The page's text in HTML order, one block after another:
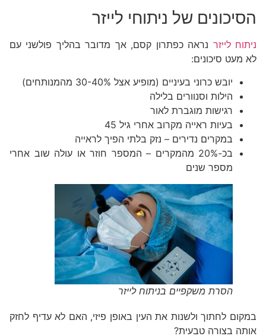
הסיכונים של ניתוחי לייזר
ניתוח לייזר נראה כפתרון קסם, אך מדובר בהליך פולשני עם
לא מעט סיכונים:
יובש כרוני בעיניים (מופיע אצל 30-40% מהמנותחים)
הילות וסנוורים בלילה
רגישות מוגברת לאור
בעיות ראייה מקרוב אחרי גיל 45
במקרים נדירים – נזק בלתי הפיך לראייה
בכ-20% מהמקרים – המספר חוזר או עולה שוב אחרי
מספר שנים
הסרת משקפיים בניתוח לייזר
במקום לחתוך ולשנות את העין באופן פיזי, האם לא עדיף לחזק
אותה בצורה טבעית?